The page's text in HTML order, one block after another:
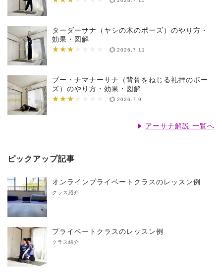
ターダーサナ（ヤシの木のポーズ）のやり方・
効果・図解
★★★
★★★★★★★ 2026.7.11
ブー・ナマナーサナ（背骨をねじる礼拝のポー
ズ）のやり方・効果・図解
★★★
★★★★★★★ 2026.7.9
アーサナ解説 一覧へ
ピックアップ記事
オンラインプライベートクラスのレッスン例
クラス紹介
プライベートクラスのレッスン例
クラス紹介